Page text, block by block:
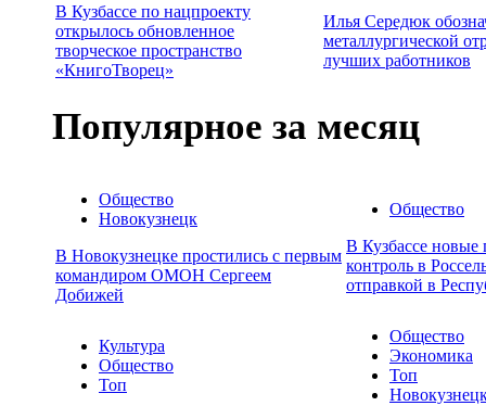
В Кузбассе по нацпроекту
открылось обновленное
творческое пространство
«КнигоТворец»
Илья Середюк
металлургической
лучших работников
Популярное за месяц
Общество
Новокузнецк
В Новокузнецке простились с первым
командиром ОМОН Сергеем
Добижей
Общество
В Кузбассе новые
контроль в
отправкой в
Культура
Общество
Топ
Общество
Экономика
Топ